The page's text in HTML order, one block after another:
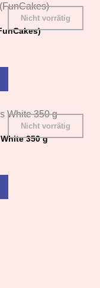
Nicht vorrätig
350 g
Nicht vorrätig